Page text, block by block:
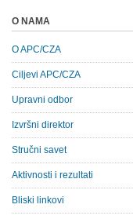
O NAMA
O APC/CZA
Ciljevi APC/CZA
Upravni odbor
Izvršni direktor
Stručni savet
Aktivnosti i rezultati
Bliski linkovi